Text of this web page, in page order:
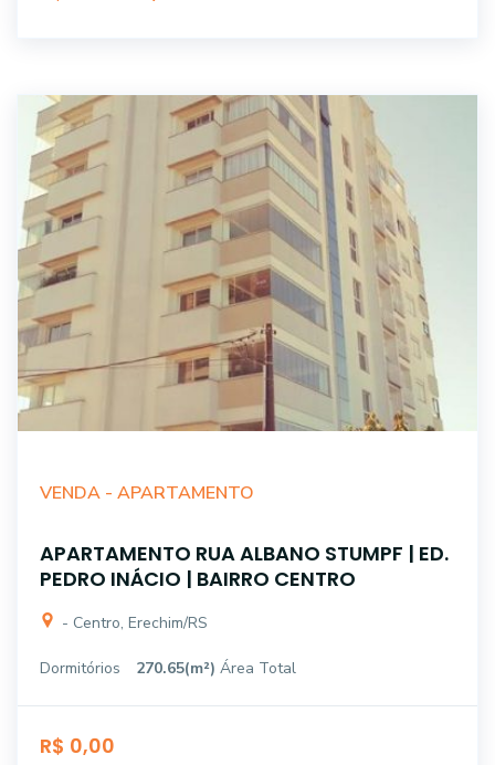
VENDA - APARTAMENTO
APARTAMENTO RUA ALBANO STUMPF | ED.
PEDRO INÁCIO | BAIRRO CENTRO
- Centro, Erechim/RS
Dormitórios 270.65(m²) Área Total
R$ 0,00